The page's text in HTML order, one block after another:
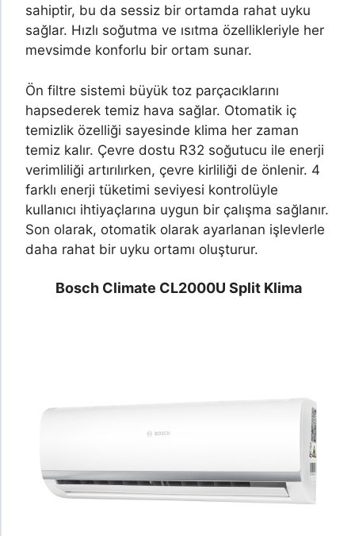
sahiptir, bu da sessiz bir ortamda rahat uyku
sağlar. Hızlı soğutma ve ısıtma özellikleriyle her
mevsimde konforlu bir ortam sunar.
Ön filtre sistemi büyük toz parçacıklarını
hapsederek temiz hava sağlar. Otomatik iç
temizlik özelliği sayesinde klima her zaman
temiz kalır. Çevre dostu R32 soğutucu ile enerji
verimliliği artırılırken, çevre kirliliği de önlenir. 4
farklı enerji tüketimi seviyesi kontrolüyle
kullanıcı ihtiyaçlarına uygun bir çalışma sağlanır.
Son olarak, otomatik olarak ayarlanan işlevlerle
daha rahat bir uyku ortamı oluşturur.
Bosch Climate CL2000U Split Klima